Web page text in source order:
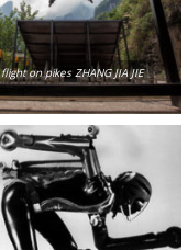
flight on pikes ZHANG JIA JIE